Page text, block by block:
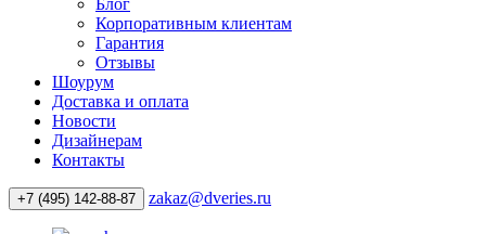
Блог
Корпоративным клиентам
Гарантия
Отзывы
Шоурум
Доставка и оплата
Новости
Дизайнерам
Контакты
+7 (495) 142-88-87 zakaz@dveries.ru